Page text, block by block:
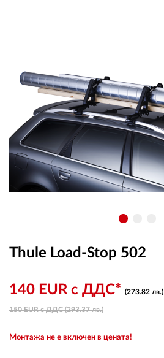
Thule Load-Stop 502
140 EUR с ДДС* (273.82 лв.)
150 EUR с ДДС (293.37 лв.)
Монтажа не е включен в цената!
Любими
0 продукта
Количка
0 продукта
Вход